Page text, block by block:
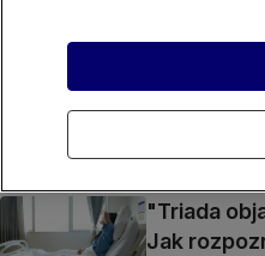
"Triada
Jak